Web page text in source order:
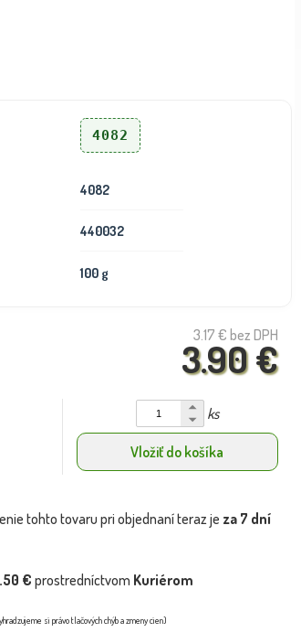
4082
4082
440032
100 g
3.17 € bez DPH
3.90 €
ks
Vložiť do košíka
tohto tovaru pri objednaní teraz je za 7 dní
€ prostredníctvom Kuriérom
si právo tlačových chýb a zmeny cien)